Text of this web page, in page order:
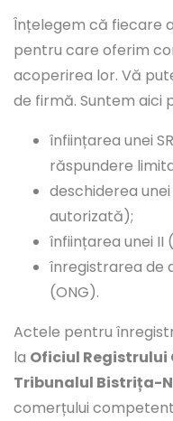
Înțelegem că fiecare
pentru care oferim
acoperirea lor. Vă
de firmă. Suntem aici
înființarea unei
răspundere
deschiderea
autorizată);
înființarea unei II
înregistrarea de
(ONG).
Actele pentru
la Oficiul Registrului
Tribunalul Bistrița-
comerțului